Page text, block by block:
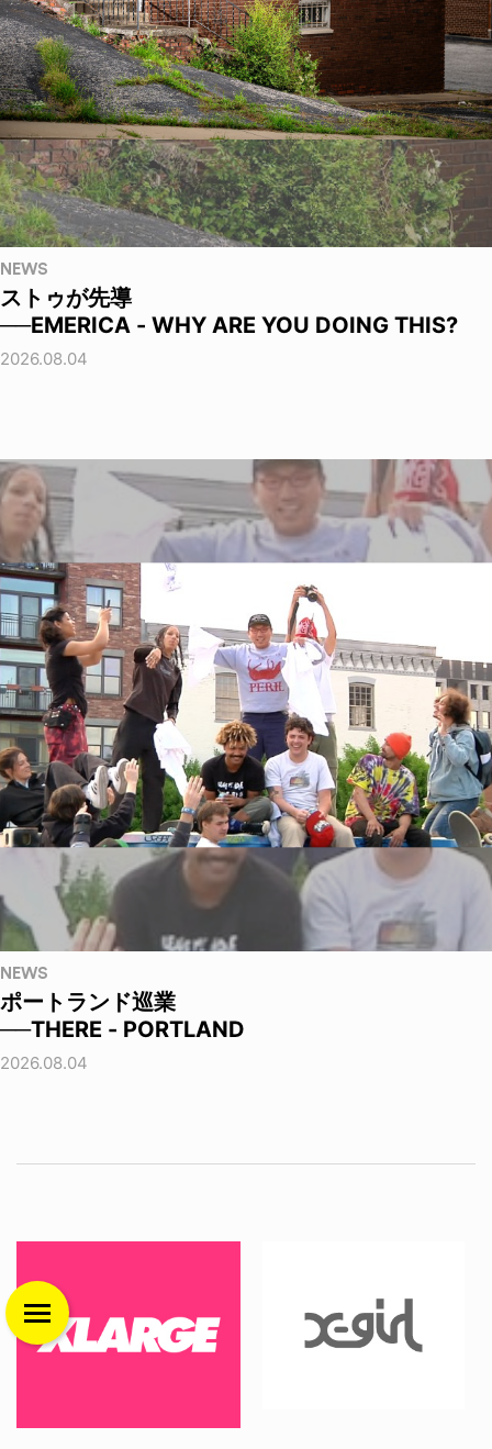
NEWS
ストゥが先導
──EMERICA - WHY ARE YOU DOING THIS?
2026.08.04
NEWS
ポートランド巡業
──THERE - PORTLAND
2026.08.04